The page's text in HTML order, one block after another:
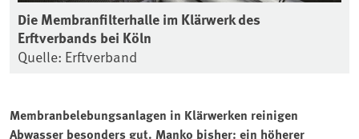
Die Membranfilterhalle im Klärwerk des
Erftverbands bei Köln
Quelle: Erftverband
Membranbelebungsanlagen in Klärwerken reinigen
Abwasser besonders gut. Manko bisher: ein höherer